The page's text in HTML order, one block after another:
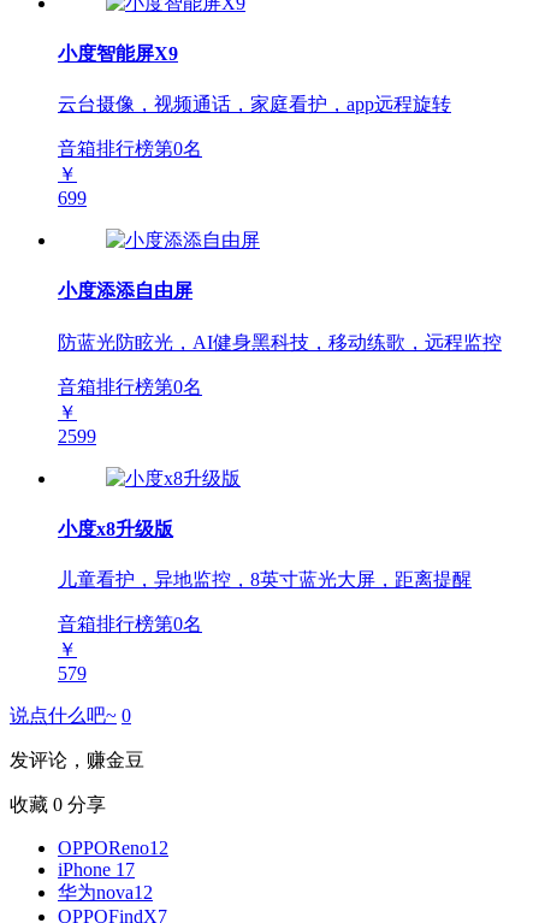
小度智能屏X9
云台摄像，视频通话，家庭看护，app远程旋转
音箱排行榜第0名
￥
699
小度添添自由屏
防蓝光防眩光，AI健身黑科技，移动练歌，远程监控
音箱排行榜第0名
￥
2599
小度x8升级版
儿童看护，异地监控，8英寸蓝光大屏，距离提醒
音箱排行榜第0名
￥
579
说点什么吧~ 0
发评论，赚金豆
收藏 0 分享
OPPOReno12
iPhone 17
华为nova12
OPPOFindX7